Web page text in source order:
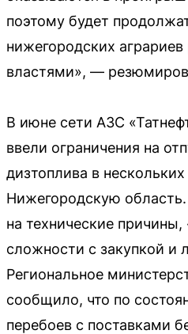
поэтому будет
нижегородских
властями», —
В июне сети АЗС
ввели ограничения на
дизтоплива в
Нижегородскую область.
на технические
сложности с закупкой и
Региональное
сообщило, что по
перебоев с поставками